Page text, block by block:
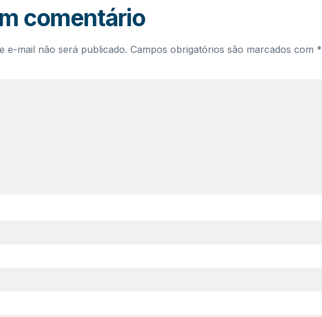
comentário
e-mail não será publicado. Campos obrigatórios são marcados com *